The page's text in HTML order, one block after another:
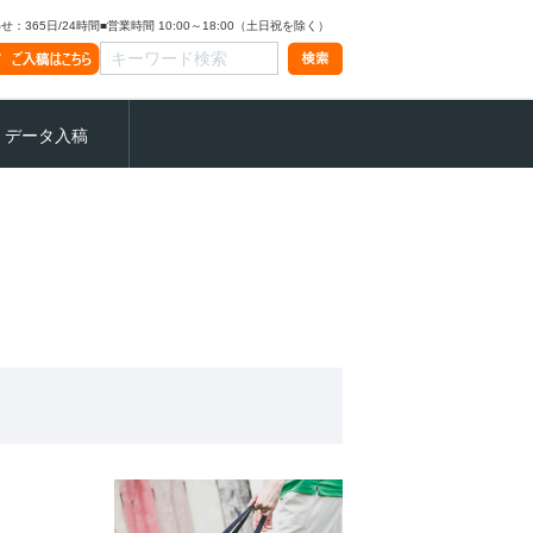
：365日/24時間■営業時間 10:00～18:00（土日祝を除く）
データ入稿